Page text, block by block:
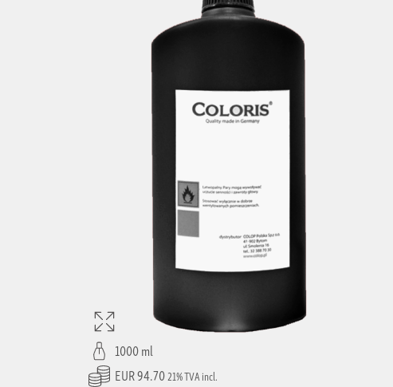
1000 ml
EUR 94.7021% TVA incl.